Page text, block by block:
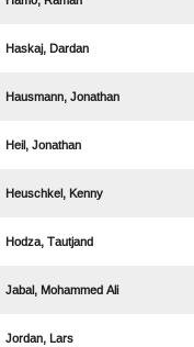
 
 
 
 
 
  
 